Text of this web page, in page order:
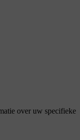
over uw specifieke